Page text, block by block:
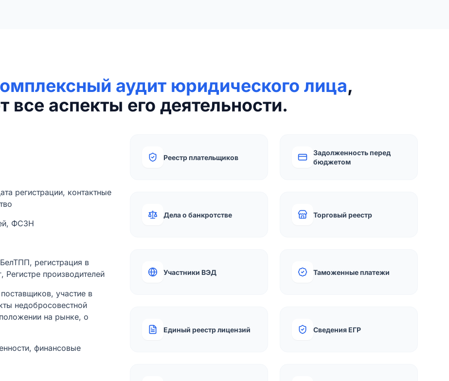
аудит юридического лица,
все аспекты его деятельности.
регистрации, контактные
ФСЗН
регистрация в
производителей
участие в
недобросовестной
на рынке, о
финансовые
Реестр плательщиков
Задолженность перед
бюджетом
Дела о банкротстве Торговый реестр
Участники ВЭД Таможенные платежи
Единый реестр лицензий Сведения ЕГР